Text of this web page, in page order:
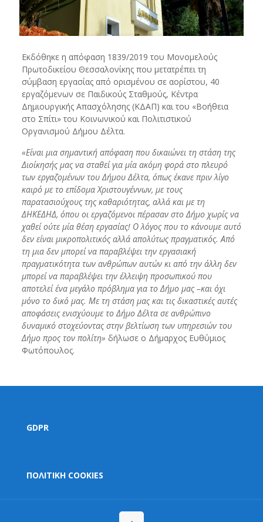
Εκδόθηκε η απόφαση 1839/2019 του Μονομελούς
Πρωτοδικείου Θεσσαλονίκης που μετατρέπει τη
σύμβαση εργασίας από ορισμένου σε αορίστου, 40
εργαζόμενων σε Παιδικούς Σταθμούς, Κέντρα
Δημιουργικής Απασχόλησης (ΚΔΑΠ) και του «Βοήθεια
στο Σπίτι» του Κοινωνικού και Πολιτιστικού
Οργανισμού Δήμου Δέλτα.
«Είναι μια σημαντική απόφαση που δικαιώνει τη στάση της
Διοίκησής μας να σταθεί για μία ακόμη φορά στο πλευρό
των εργαζομένων του Δήμου Δέλτα, όπως έκανε πριν λίγο
καιρό με το επίδομα Χριστουγέννων, με τους
παρατασιούχους της καθαριότητας, αλλά και με τη
ΔΗΚΕΔΗΔ, όπου οι εργαζόμενοι πέρασαν στο Δήμο χωρίς να
χαθεί ούτε μία θέση εργασίας! Ο λόγος που το κάνουμε αυτό
δεν είναι μικροπολιτικός αλλά απολύτως πραγματικός. Από
τη μια δεν μπορεί να παραβλέψει την εργασιακή
πραγματικότητα των ανθρώπων αυτών κι από την άλλη δεν
μπορεί να παραβλέψει την έλλειψη προσωπικού που
αποτελεί ένα μεγάλο πρόβλημα για το Δήμο μας –και όχι
μόνο το δικό μας. Με τη στάση μας και τις δικαστικές αυτές
αποφάσεις ενισχύουμε το Δήμο Δέλτα σε ανθρώπινο
δυναμικό στοχεύοντας στην βελτίωση των υπηρεσιών του
Δήμο προς τον πολίτη» δήλωσε ο Δήμαρχος Ευθύμιος
Φωτόπουλος.
GDPR
ΠΟΛΙΤΙΚΗ COOKIES